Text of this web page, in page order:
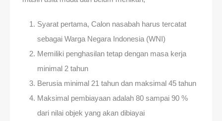
Syarat pertama, Calon nasabah harus tercatat
sebagai Warga Negara Indonesia (WNI)
Memiliki penghasilan tetap dengan masa kerja
minimal 2 tahun
Berusia minimal 21 tahun dan maksimal 45 tahun
Maksimal pembiayaan adalah 80 sampai 90 %
dari nilai objek yang akan dibiayai